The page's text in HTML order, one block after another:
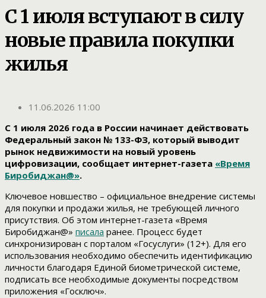
С 1 июля вступают в силу
новые правила покупки
жилья
11.06.2026 11:00
С 1 июля 2026 года в России начинает действовать
Федеральный закон № 133-ФЗ, который выводит
рынок недвижимости на новый уровень
цифровизации, сообщает интернет-газета «Время
Биробиджан@».
Ключевое новшество – официальное внедрение системы
для покупки и продажи жилья, не требующей личного
присутствия. Об этом интернет-газета «Время
Биробиджан@» писала ранее. Процесс будет
синхронизирован с порталом «Госуслуги» (12+). Для его
использования необходимо обеспечить идентификацию
личности благодаря Единой биометрической системе,
подписать все необходимые документы посредством
приложения «Госключ».